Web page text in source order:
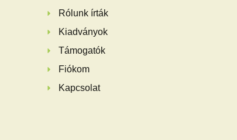
Rólunk írták
Kiadványok
Támogatók
Fiókom
Kapcsolat